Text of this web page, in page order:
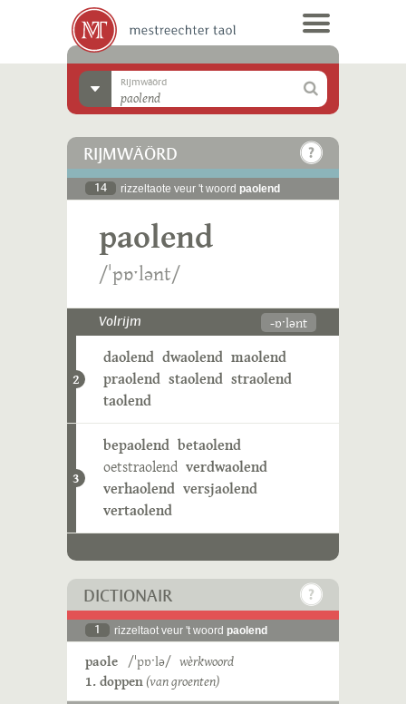
Rijmwäörd
RIJMWÄÖRD
14 rizzeltaote veur 't woord paolend
paolend
/ˈpɒˑlənt/
Volrijm -ɒˑlənt
2
daolend dwaolend maolend
praolend staolend straolend
taolend
3
bepaolend betaolend
oetstraolend verdwaolend
verhaolend versjaolend
vertaolend
DICTIONAIR
1 rizzeltaot veur 't woord paolend
paole /ˈpɒˑlə/ wèrkwoord
1. doppen(van groenten)